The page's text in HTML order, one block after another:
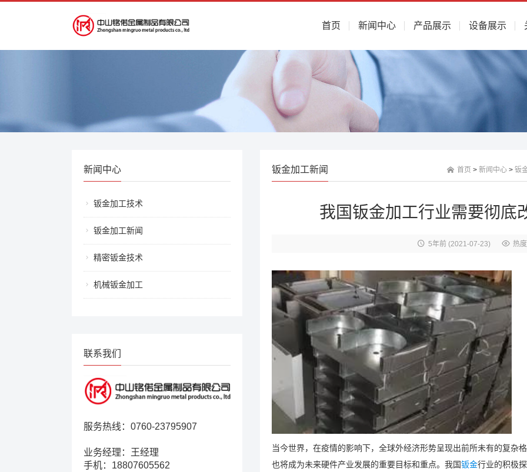
首页 新闻中心 产品展示 设备展示
新闻中心
钣金加工技术
钣金加工新闻
精密钣金技术
机械钣金加工
联系我们
服务热线：0760-23795907
业务经理：王经理
手机：18807605562
钣金加工新闻 首页 > 新闻中心 > 钣
我国钣金加工行业需要彻底
5年前(2021-07-23) 热
当今世界，在疫情的影响下，全球外经济形势呈现出前所未有的复杂
也将成为未来硬件产业发展的重要目标和重点。我国钣金行业的积极